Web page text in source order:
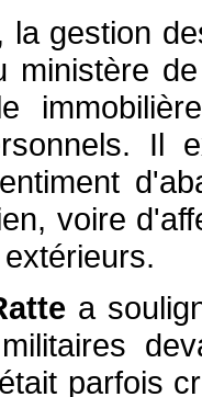
la gestion
ministère
Il
voire
a
parfois